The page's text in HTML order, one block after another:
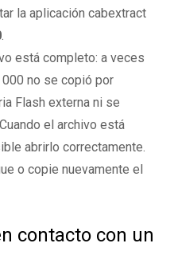
la aplicación cabextract
.
está completo: a veces
no se copió por
Flash externa ni se
el archivo está
abrirlo correctamente.
o copie nuevamente el
contacto con un